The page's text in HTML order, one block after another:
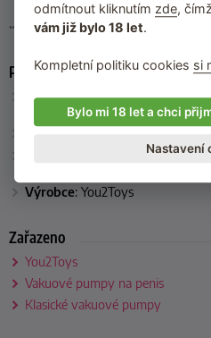
…
celý popis
Parametry
Rozměry: celková délka 32 cm,
6,5 cm; průměr manžet 2,5 cm, 3
: ABS (plast; tubus a
Výrobce: You2Toys
Zařazeno
You2Toys
Vakuové pumpy na penis
Klasické vakuové pumpy
odmítnout kliknutím zde,
vám již bylo 18 let.
Kompletní politiku cookies si
Bylo mi 18 let a chci
Nastavení